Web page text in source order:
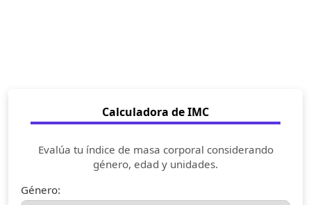
Calculadora de IMC
Evalúa tu índice de masa corporal considerando
género, edad y unidades.
Género: